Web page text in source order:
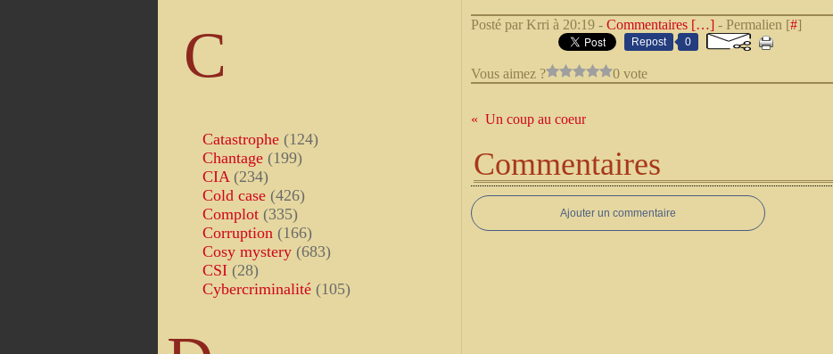
C
Catastrophe (124)
Chantage (199)
CIA (234)
Cold case (426)
Complot (335)
Corruption (166)
Cosy mystery (683)
CSI (28)
Cybercriminalité (105)
Posté par Krri à 20:19 - Commentaires […] - Permalien [#]
Repost 0
Vous aimez ? 0 vote
Un coup au coeur
Commentaires
Ajouter un commentaire